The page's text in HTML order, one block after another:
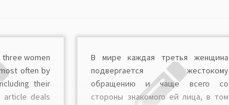
three women
often by
their
article deals
В мире каждая третья женщина
подвергается жестокому
обращению и чаще всего со
стороны знакомого ей лица, в том